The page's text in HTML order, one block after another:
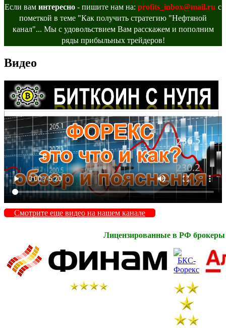
Если вам интересно - пишите нам на: profits_inbox@mail.ru с
пометкой в теме "Как получить стратегию "Нефтяной
канал"... Мы с удовольствием Вам расскажем и пополним
ряды прибыльных трейдеров!
Видео
Смотрите еще видео на нашем канале
Лицензированные в РФ брокеры